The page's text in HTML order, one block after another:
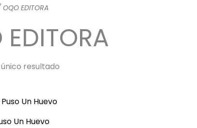
EDITORA
resultado
Un Huevo